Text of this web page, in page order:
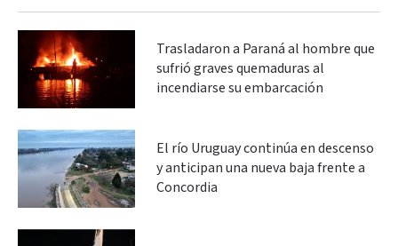
Trasladaron a Paraná al hombre que
sufrió graves quemaduras al
incendiarse su embarcación
El río Uruguay continúa en descenso
y anticipan una nueva baja frente a
Concordia